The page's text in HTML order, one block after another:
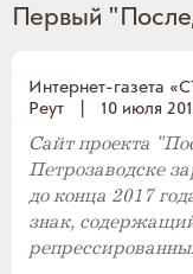
Первый
Интернет-газета
Реут
10 июля
Сайт проекта
Петрозаводске
до конца 2017
знак,